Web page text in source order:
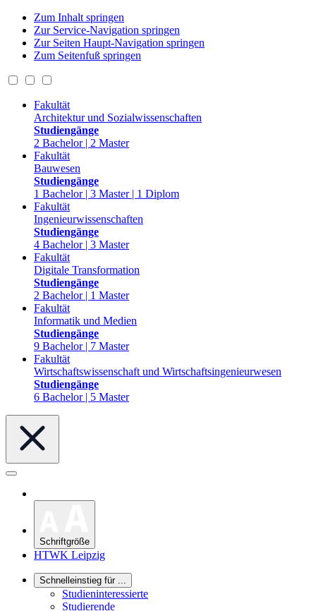
Zum Inhalt springen
Zur Service-Navigation springen
Zur Seiten Haupt-Navigation springen
Zum Seitenfuß springen
Fakultät
Architektur und Sozialwissenschaften
Studiengänge
2 Bachelor | 2 Master
Fakultät
Bauwesen
Studiengänge
1 Bachelor | 3 Master | 1 Diplom
Fakultät
Ingenieurwissenschaften
Studiengänge
4 Bachelor | 3 Master
Fakultät
Digitale Transformation
Studiengänge
2 Bachelor | 1 Master
Fakultät
Informatik und Medien
Studiengänge
9 Bachelor | 7 Master
Fakultät
Wirtschaftswissenschaft und Wirtschaftsingenieurwesen
Studiengänge
6 Bachelor | 5 Master
Schriftgröße
HTWK Leipzig
Schnelleinstieg für ...
Studieninteressierte
Studierende